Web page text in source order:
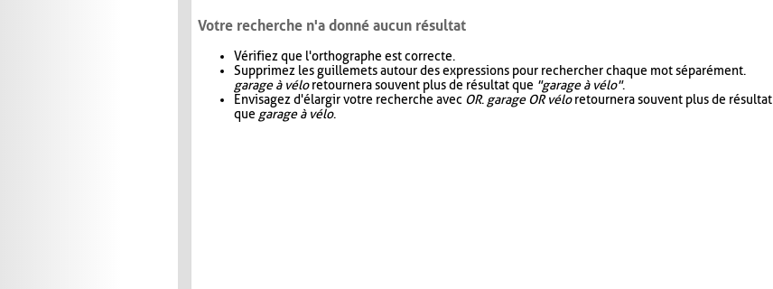
Votre recherche n'a donné aucun résultat
Vérifiez que l'orthographe est correcte.
Supprimez les guillemets autour des expressions pour rechercher chaque mot séparément.
garage à véloretournera souvent plus de résultat que "garage à vélo".
Envisagez d'élargir votre recherche avec OR. garage OR véloretournera souvent plus de résultat
que garage à vélo.